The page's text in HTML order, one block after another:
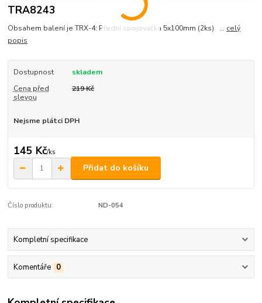
TRA8243
Obsahem balení je TRX-4: Přední spojovačka 5x100mm (2ks) ... celý
popis
Dostupnost
skladem
Cena před
slevou
219 Kč
Nejsme plátci DPH
145 Kč/ks
Přidat do košíku
Číslo produktu: ND-054
Kompletní specifikace
Komentáře 0